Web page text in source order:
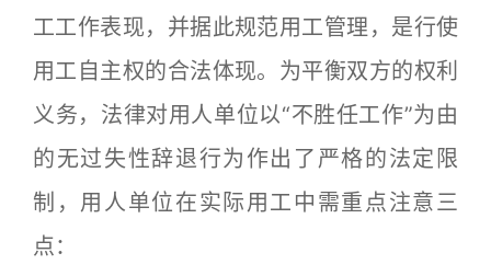
工工作表现，并据此规范用工管理，是行使
用工自主权的合法体现。为平衡双方的权利
义务，法律对用人单位以“不胜任工作”为由
的无过失性辞退行为作出了严格的法定限
制，用人单位在实际用工中需重点注意三
点：